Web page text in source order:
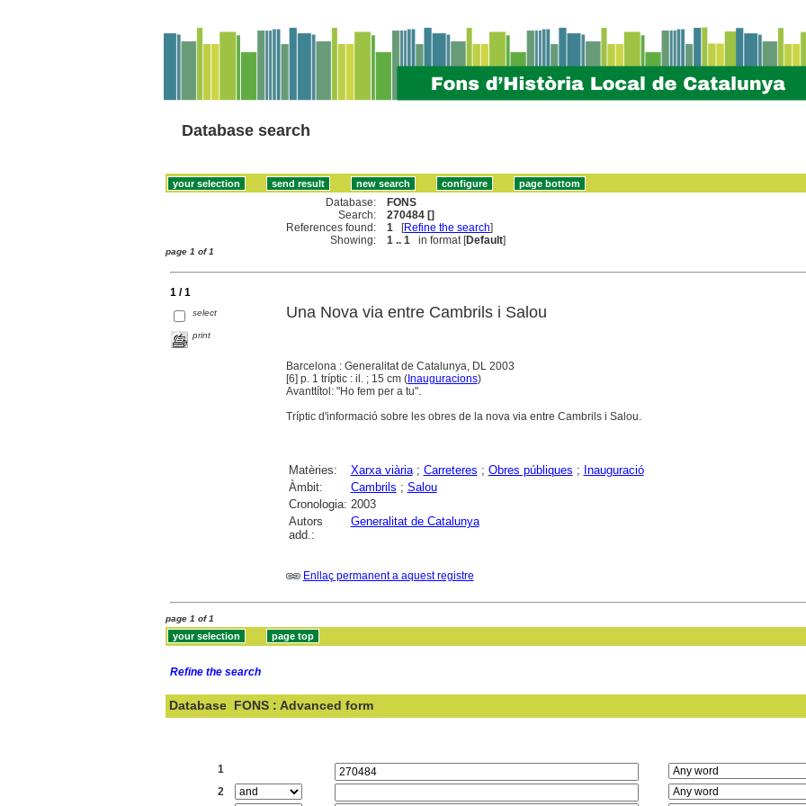
Database search
Database:
FONS
Search:
270484 []
References found:
1 [Refine the search]
Showing:
1 .. 1 in format [Default]
page 1 of 1
1 / 1
select
print
Una Nova via entre Cambrils i Salou
Barcelona : Generalitat de Catalunya, DL 2003
[6] p. 1 tríptic : il. ; 15 cm (Inauguracions)
Avanttítol: "Ho fem per a tu".
Tríptic d'informació sobre les obres de la nova via entre Cambrils i Salou.
Matèries: Xarxa viària; Carreteres ; Obres públiques ; Inauguració
Àmbit:
Cambrils ; Salou
Cronologia: 2003
Autors
add.:
Generalitat de Catalunya
Enllaç permanent a aquest registre
page 1 of 1
Refine the search
Database FONS : Advanced form
1
2